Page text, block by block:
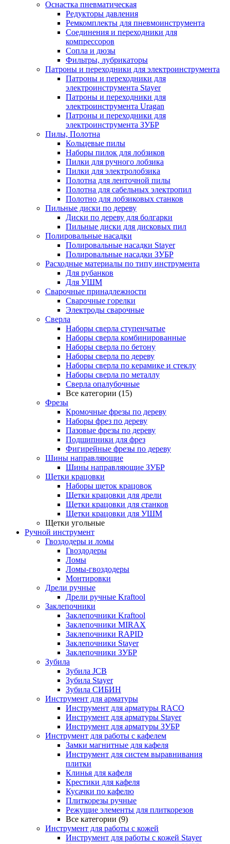
Оснастка пневматическая
Редукторы давления
Ремкомплекты для пневмоинструмента
Соединения и переходники для
компрессоров
Сопла и дюзы
Фильтры, лубрикаторы
Патроны и переходники для электроинструмента
Патроны и переходники для
электроинструмента Stayer
Патроны и переходники для
электроинструмента Uragan
Патроны и переходники для
электроинструмента ЗУБР
Пилы, Полотна
Кольцевые пилы
Наборы пилок для лобзиков
Пилки для ручного лобзика
Пилки для электролобзика
Полотна для ленточной пилы
Полотна для сабельных электропил
Полотно для лобзиковых станков
Пильные диски по дереву
Диски по дереву для болгарки
Пильные диски для дисковых пил
Полировальные насадки
Полировальные насадки Stayer
Полировальные насадки ЗУБР
Расходные материалы по типу инструмента
Для рубанков
Для УШМ
Сварочные принадлежности
Сварочные горелки
Электроды сварочные
Сверла
Наборы cверла ступенчатые
Наборы сверла комбинированные
Наборы сверла по бетону
Наборы сверла по дереву
Наборы сверла по керамике и стеклу
Наборы сверла по металлу
Сверла опалубочные
Все категории (15)
Фрезы
Кромочные фрезы по дереву
Наборы фрез по дереву
Пазовые фрезы по дереву
Подшипники для фрез
Фигирейные фрезы по дереву
Шины направляющие
Шины направляющие ЗУБР
Щетки крацовки
Наборы щеток крацовок
Щетки крацовки для дрели
Щетки крацовки для станков
Щетки крацовки для УШМ
Щетки угольные
Ручной инструмент
Гвоздодеры и ломы
Гвоздодеры
Ломы
Ломы-гвоздодеры
Монтировки
Дрели ручные
Дрели ручные Kraftool
Заклепочники
Заклепочники Kraftool
Заклепочники MIRAX
Заклепочники RAPID
Заклепочники Stayer
Заклепочники ЗУБР
Зубила
Зубила JCB
Зубила Stayer
Зубила СИБИН
Инструмент для арматуры
Инструмент для арматуры RACO
Инструмент для арматуры Stayer
Инструмент для арматуры ЗУБР
Инструмент для работы с кафелем
Замки магнитные для кафеля
Инструмент для систем выравнивания
плитки
Клинья для кафеля
Крестики для кафеля
Кусачки по кафелю
Плиткорезы ручные
Режущие элементы для плиткорезов
Все категории (9)
Инструмент для работы с кожей
Инструмент для работы с кожей Stayer